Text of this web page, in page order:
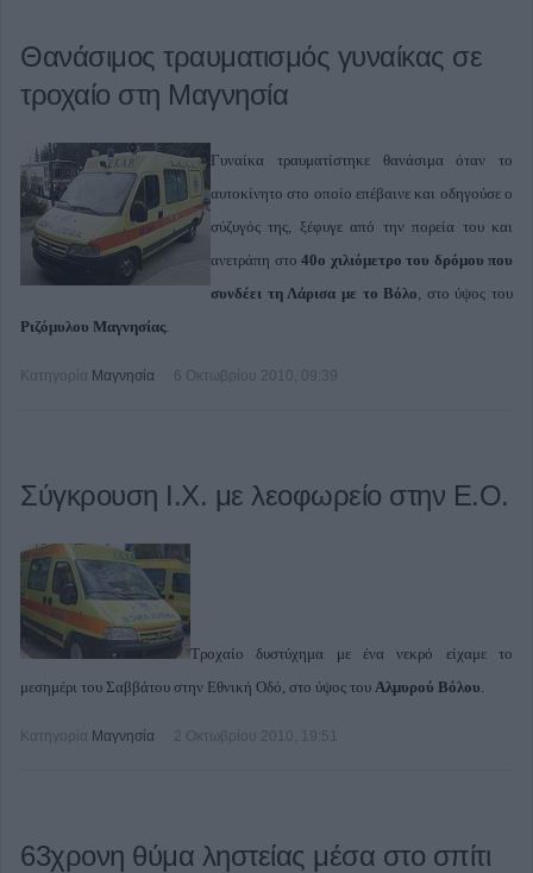
Θανάσιμος τραυματισμός γυναίκας σε
τροχαίο στη Μαγνησία
Γυναίκα τραυματίστηκε θανάσιμα όταν το
αυτοκίνητο στο οποίο επέβαινε και οδηγούσε ο
σύζυγός της, ξέφυγε από την πορεία του και
ανετράπη στο 40ο χιλιόμετρο του δρόμου που
συνδέει τη Λάρισα με το Βόλο, στο ύψος του
Ριζόμυλου Μαγνησίας.
Κατηγορία Μαγνησία 6 Οκτωβρίου 2010, 09:39
Σύγκρουση Ι.Χ. με λεοφωρείο στην Ε.Ο.
Τροχαίο δυστύχημα με ένα νεκρό είχαμε το
μεσημέρι του Σαββάτου στην Εθνική Οδό, στο ύψος του Αλμυρού Βόλου.
Κατηγορία Μαγνησία 2 Οκτωβρίου 2010, 19:51
63χρονη θύμα ληστείας μέσα στο σπίτι